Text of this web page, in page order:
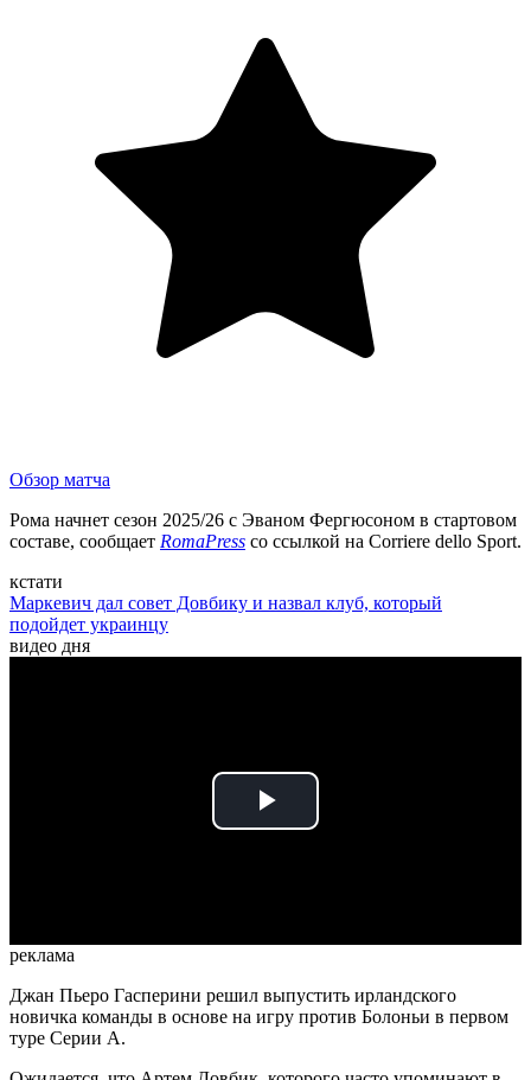
Обзор матча
Рома начнет сезон 2025/26 с Эваном Фергюсоном в стартовом
составе, сообщает RomaPress со ссылкой на Corriere dello Sport.
кстати
Маркевич дал совет Довбику и назвал клуб, который
подойдет украинцу
видео дня
Play
реклама
Джан Пьеро Гасперини решил выпустить ирландского
новичка команды в основе на игру против Болоньи в первом
туре Серии А.